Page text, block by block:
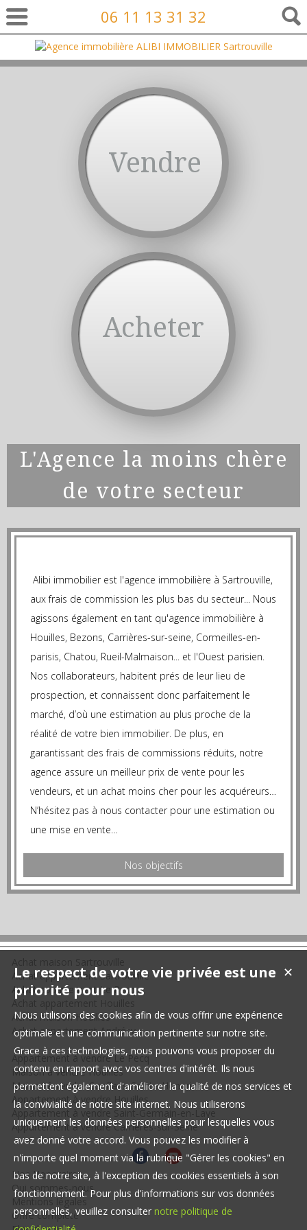
06 11 13 31 32
Vendre
Acheter
L'Agence la moins chère
de votre secteur
Alibi immobilier est l'agence immobilière à Sartrouville,
aux frais de commission les plus bas du secteur... Nous
agissons également en tant qu'agence immobilière à
Houilles, Bezons, Carrières-sur-seine, Cormeilles-en-
parisis, Chatou, Rueil-Malmaison... et l'Ouest parisien.
Nos collaborateurs, habitent prés de leur lieu de
prospection, et connaissent donc parfaitement le
marché, d’où une estimation au plus proche de la
réalité de votre bien immobilier. De plus, en
garantissant des frais de commissions réduits, notre
agence assure un meilleur prix de vente pour les
vendeurs, et un achat moins cher pour les acquéreurs…
N’hésitez pas à nous contacter pour une estimation ou
une mise en vente…
Nos objectifs
Achat appartement Sartrouville
Achat appartement Le Pecq
Achat appartement Houilles
Achat maison Houilles
Achat appartement Andrésy
Appartement à vendre Le Pecq
Maison à vendre Houilles
Maison à vendre Conflans-Sainte-Honorine
Appartement à vendre Houilles
Appartement à vendre Carrières-sur-Seine
Nos Honoraires
Qui sommes-nous
Mentions légales
Offre complète
✕
Le respect de votre vie privée est une
priorité pour nous
Nous utilisons des cookies afin de vous offrir une expérience
optimale et une communication pertinente sur notre site.
Grace à ces technologies, nous pouvons vous proposer du
contenu en rapport avec vos centres d'intérêt. Ils nous
permettent également d'améliorer la qualité de nos services et
la convivialité de notre site internet. Nous utiliserons
uniquement les données personnelles pour lesquelles vous
avez donné votre accord. Vous pouvez les modifier à
n'importe quel moment via la rubrique "Gérer les cookies" en
bas de notre site, à l'exception des cookies essentiels à son
fonctionnement. Pour plus d'informations sur vos données
personnelles, veuillez consulter notre politique de